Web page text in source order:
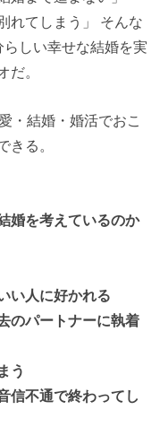
れてしまう」 そんな
しい幸せな結婚を実
だ。
・結婚・婚活でおこ
きる。
婚を考えているのか
い人に好かれる
のパートナーに執着
う
信不通で終わってし